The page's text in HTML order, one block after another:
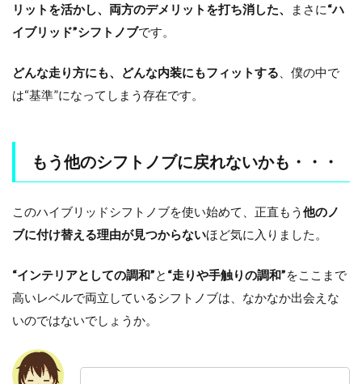
リットを活かし、両方のデメリットを打ち消した、
まさに“ハ
イブリッド”シフトノブです。
どんな走り方にも、どんな内装にもフィットする 、僕の中で
は“基準”になってしまう存在です。
もう他のシフトノブに戻れないかも・・・
このハイブリッドシフトノブを使い始めて、正直もう 他のノ
ブに付け替える理由が見つからないほど気に入りました。
“インテリアとしての調和” と “走りや手触りの調和”をここまで
高いレベルで両立しているシフトノブは、なかなか出会えな
いのではないでしょうか。